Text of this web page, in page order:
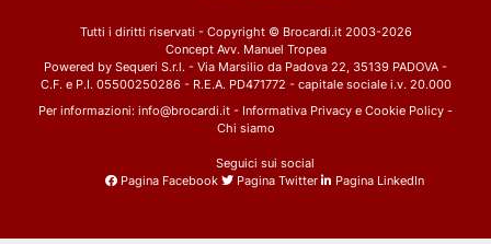
Tutti i diritti riservati - Copyright © Brocardi.it 2003-2026
Concept Avv. Manuel Tropea
Powered by Sequeri S.r.l. - Via Marsilio da Padova 22, 35139 PADOVA -
C.F. e P.I. 05500250286 - R.E.A. PD471772 - capitale sociale i.v. 20.000
Per informazioni: info@brocardi.it - Informativa Privacy e Cookie Policy -
Chi siamo
Seguici sui social
Pagina Facebook
Pagina Twitter Pagina LinkedIn